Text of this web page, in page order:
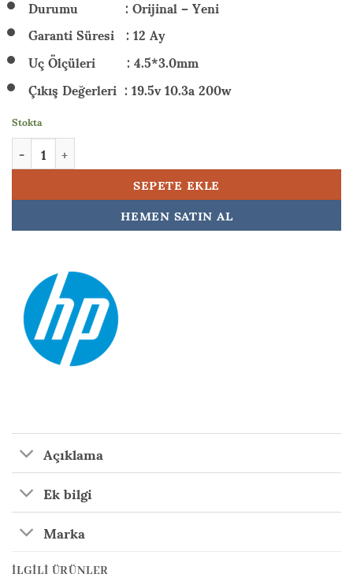
Garanti Süresi : 12 Ay
Uç Ölçüleri : 4.5*3.0mm
Çıkış Değerleri : 19.5v 10.3a 200w
Stokta
HP Victus 16-e0044nt (54S65EA) 200w Orijinal Laptop
SEPETE EKLE
HEMEN SATIN AL
Açıklama
Ek bilgi
Marka
İLGILI ÜRÜNLER